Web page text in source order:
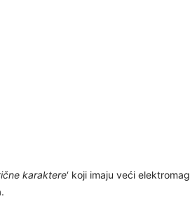
karaktere‘ koji imaju veći